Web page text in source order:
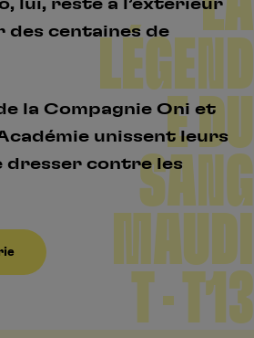
lui, reste à l’extérieur
centaines de
la Compagnie Oni et
unissent leurs
dresser contre les
LÉGEND
E DU
SANG
MAUDI
T – T13